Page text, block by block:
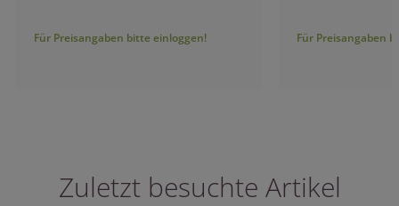
Für Preisangaben bitte einloggen! Für Preisangaben
Zuletzt besuchte Artikel